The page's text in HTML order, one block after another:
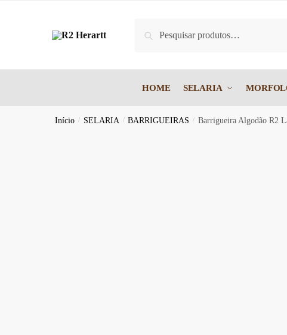
por:
HOME SELARIA
Início / SELARIA / BARRIGUEIRAS / Barrigueira Algodão R2